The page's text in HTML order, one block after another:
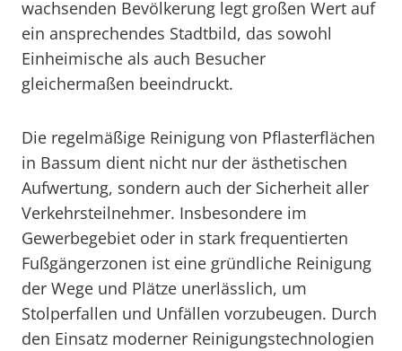
wachsenden Bevölkerung legt großen Wert auf
ein ansprechendes Stadtbild, das sowohl
Einheimische als auch Besucher
gleichermaßen beeindruckt.
Die regelmäßige Reinigung von Pflasterflächen
in Bassum dient nicht nur der ästhetischen
Aufwertung, sondern auch der Sicherheit aller
Verkehrsteilnehmer. Insbesondere im
Gewerbegebiet oder in stark frequentierten
Fußgängerzonen ist eine gründliche Reinigung
der Wege und Plätze unerlässlich, um
Stolperfallen und Unfällen vorzubeugen. Durch
den Einsatz moderner Reinigungstechnologien